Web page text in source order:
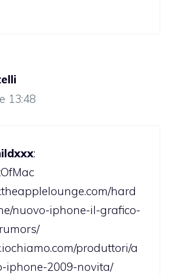
13:48
:
hard
nuovo-iphone-il-grafico-
produttori/a
iphone-2009-novita/